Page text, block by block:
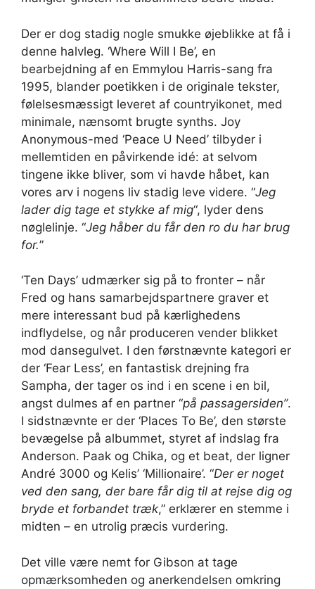
Der er dog stadig nogle smukke øjeblikke at få i
denne halvleg. ‘Where Will I Be’, en
bearbejdning af en Emmylou Harris-sang fra
1995, blander poetikken i de originale tekster,
følelsesmæssigt leveret af countryikonet, med
minimale, nænsomt brugte synths. Joy
Anonymous-med ‘Peace U Need’ tilbyder i
mellemtiden en påvirkende idé: at selvom
tingene ikke bliver, som vi havde håbet, kan
vores arv i nogens liv stadig leve videre. “Jeg
lader dig tage et stykke af mig“, lyder dens
nøglelinje. “Jeg håber du får den ro du har brug
for.”
‘Ten Days’ udmærker sig på to fronter – når
Fred og hans samarbejdspartnere graver et
mere interessant bud på kærlighedens
indflydelse, og når produceren vender blikket
mod dansegulvet. I den førstnævnte kategori er
der ‘Fear Less’, en fantastisk drejning fra
Sampha, der tager os ind i en scene i en bil,
angst dulmes af en partner “på passagersiden”.
I sidstnævnte er der ‘Places To Be’, den største
bevægelse på albummet, styret af indslag fra
Anderson. Paak og Chika, og et beat, der ligner
André 3000 og Kelis’ ‘Millionaire’. “Der er noget
ved den sang, der bare får dig til at rejse dig og
bryde et forbandet træk,” erklærer en stemme i
midten – en utrolig præcis vurdering.
Det ville være nemt for Gibson at tage
opmærksomheden og anerkendelsen omkring